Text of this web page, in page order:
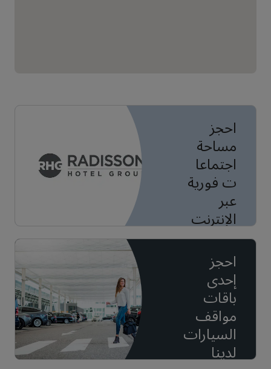
احجز
مساحة
اجتماعا
ت فورية
عبر
الإنترنت
احجز
إحدى
باقات
مواقف
السيارات
لدينا